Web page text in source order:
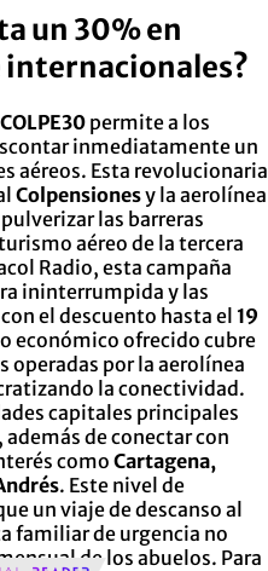
un 30% en
internacionales?
COLPE30 permite a los
inmediatamente un
aéreos. Esta revolucionaria
Colpensionesy la aerolínea
las barreras
aéreo de la tercera
Radio, esta campaña
ininterrumpida y las
el descuento hasta el 19
económico ofrecido cubre
por la aerolínea
la conectividad.
capitales principales
, además de conectar con
como Cartagena,
. Este nivel de
un viaje de descanso al
familiar de urgencia no
de los abuelos. Para